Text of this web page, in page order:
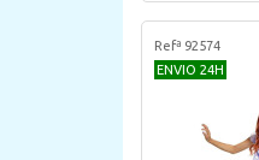
Refª 92574
ENVIO 24H